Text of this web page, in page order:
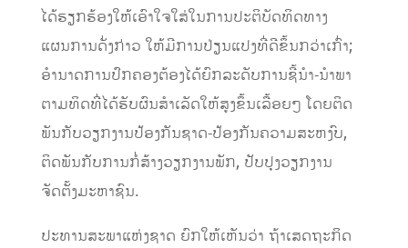
ໄດ້ຮຽກຮ້ອງໃຫ້ເອົາໃຈໃສ່ໃນການປະຕິບັດທິດທາງ
ແຜນການດັ່ງກ່າວ ໃຫ້ມີການປ່ຽນແປງທີ່ດີຂຶ້ນກວ່າເກົ່າ;
ອຳນາດການປົກຄອງຕ້ອງໄດ້ຍົກລະດັບການຊີ້ນຳ-ນຳພາ
ຕາມທິດທີ່ໄດ້ຮັບຜົນສຳເລັດໃຫ້ສູງຂຶ້ນເລື້ອຍໆ ໂດຍຕິດ
ພັນກັບວຽກງານປ້ອງກັນຊາດ-ປ້ອງກັນຄວາມສະຫງົບ,
ຕິດພັນກັບການກໍ່ສ້າງວຽກງານພັກ, ປັບປຸງວຽກງານ
ຈັດຕັ້ງມະຫາຊົນ.
ປະທານສະພາແຫ່ງຊາດ ຍົກໃຫ້ເຫັນວ່າ ຖ້າເສດຖະກິດ